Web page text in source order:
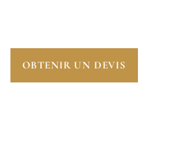
OBTENIR UN DEVIS